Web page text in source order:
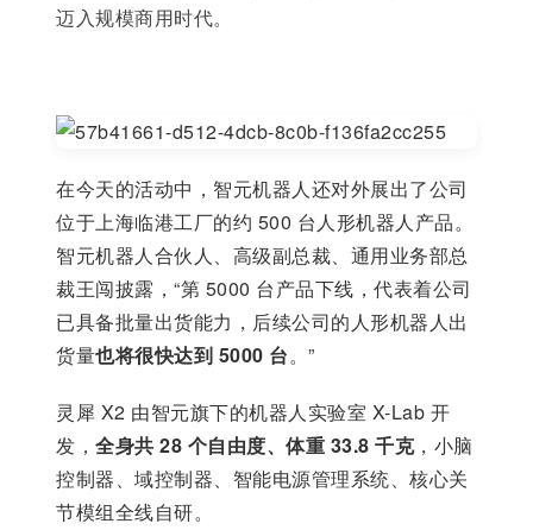
迈入规模商用时代。
在今天的活动中，智元机器人还对外展出了公司
位于上海临港工厂的约 500 台人形机器人产品。
智元机器人合伙人、高级副总裁、通用业务部总
裁王闯披露，“第 5000 台产品下线，代表着公司
已具备批量出货能力，后续公司的人形机器人出
货量也将很快达到 5000 台。”
灵犀 X2 由智元旗下的机器人实验室 X-Lab 开
发，全身共 28 个自由度、体重 33.8 千克，小脑
控制器、域控制器、智能电源管理系统、核心关
节模组全线自研。